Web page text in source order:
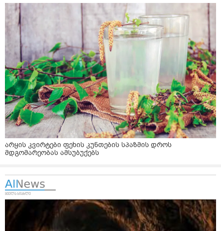
არყის კვირტები ფეხის კუნთების სპაზმის დროს
მდგომარეობას ამსუბუქებს